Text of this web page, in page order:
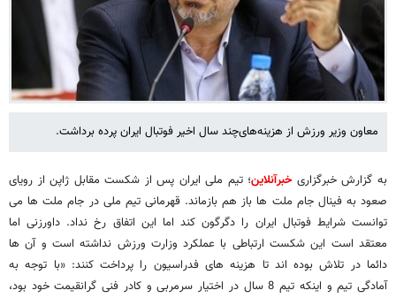
معاون وزیر ورزش از هزینه‌های‌چند سال اخیر فوتبال ایران پرده برداشت.
به گزارش خبرگزاریخبرآنلاین؛ تیم ملی ایران پس از شکست مقابل ژاپن از رویای
صعود به فینال جام ملت ها باز هم بازماند. قهرمانی تیم ملی در جام ملت ها می
توانست شرایط فوتبال ایران را دگرگون کند اما این اتفاق رخ نداد. داورزنی اما
معتقد است این شکست ارتباطی با عملکرد وزارت ورزش نداشته است و آن ها
دائما در تلاش بوده اند تا هزینه های فدراسیون را پرداخت کنند: «با توجه به
آمادگی تیم و اینکه تیم 8 سال در اختیار سرمربی و کادر فنی گرانقیمت خود بود،